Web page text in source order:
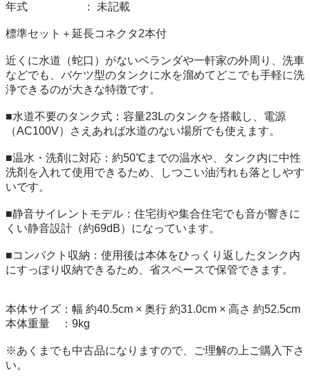
年式　　　　　： 未記載
標準セット＋延長コネクタ2本付
近くに水道（蛇口）がないベランダや一軒家の外周り、洗車
などでも、バケツ型のタンクに水を溜めてどこでも手軽に洗
浄できるのが大きな特徴です。
■水道不要のタンク式：容量23Lのタンクを搭載し、電源
（AC100V）さえあれば水道のない場所でも使えます。
■温水・洗剤に対応：約50℃までの温水や、タンク内に中性
洗剤を入れて使用できるため、しつこい油汚れも落としやす
いです。
■静音サイレントモデル：住宅街や集合住宅でも音が響きに
くい静音設計（約69dB）になっています。
■コンパクト収納：使用後は本体をひっくり返したタンク内
にすっぽり収納できるため、省スペースで保管できます。
本体サイズ：幅 約40.5cm × 奥行 約31.0cm × 高さ 約52.5cm
本体重量　：9kg
※あくまでも中古品になりますので、ご理解の上ご購入下さ
い。